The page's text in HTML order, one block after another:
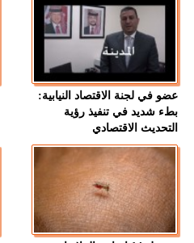
عضو في لجنة الاقتصاد النيابية:
بطء شديد في تنفيذ رؤية
التحديث الاقتصادي